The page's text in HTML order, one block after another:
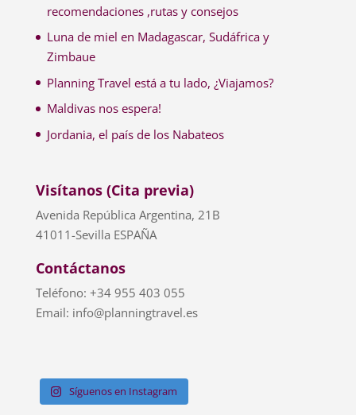
recomendaciones ,rutas y consejos
Luna de miel en Madagascar, Sudáfrica y
Zimbaue
Planning Travel está a tu lado, ¿Viajamos?
Maldivas nos espera!
Jordania, el país de los Nabateos
Visítanos (Cita previa)
Avenida República Argentina, 21B
41011-Sevilla ESPAÑA
Contáctanos
Teléfono: +34 955 403 055
Email: info@planningtravel.es
Síguenos en Instagram